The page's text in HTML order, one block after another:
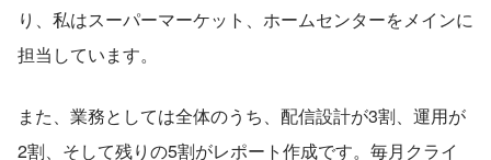
り、私はスーパーマーケット、ホームセンターをメインに
担当しています。
また、業務としては全体のうち、配信設計が3割、運用が
2割、そして残りの5割がレポート作成です。毎月クライ